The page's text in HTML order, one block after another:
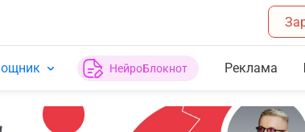
НейроБлокнот Реклама